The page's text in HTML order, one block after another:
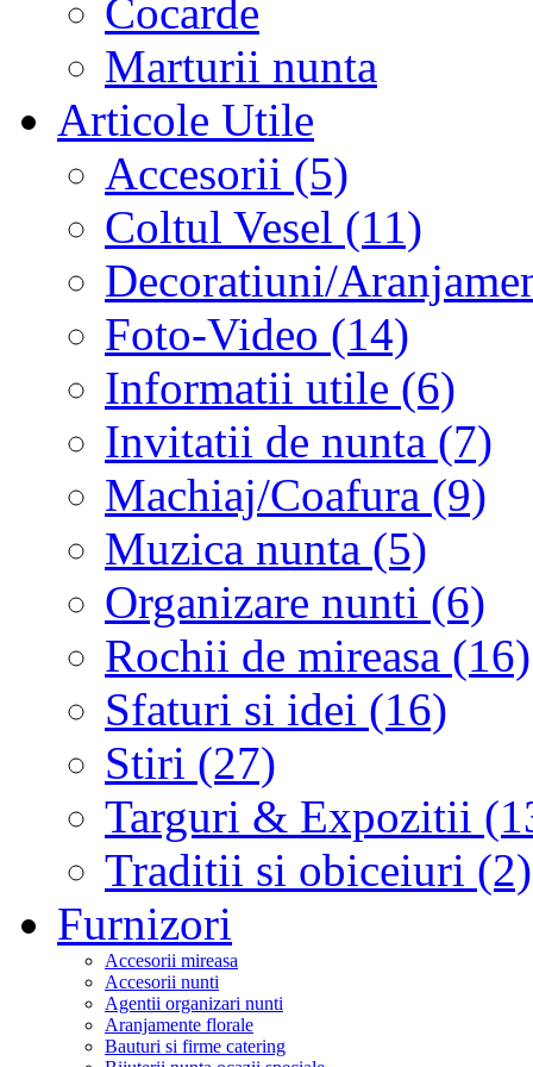
Cocarde
Marturii nunta
Articole Utile
Accesorii (5)
Coltul Vesel (11)
Decoratiuni/
Foto-Video (14)
Informatii utile (6)
Invitatii de nunta (7)
Machiaj/Coafura (9)
Muzica nunta (5)
Organizare nunti (6)
Rochii de mireasa (16)
Sfaturi si idei (16)
Stiri (27)
Targuri & Expozitii
Traditii si obiceiuri (2)
Furnizori
Accesorii mireasa
Accesorii nunti
Agentii organizari nunti
Aranjamente florale
Bauturi si firme catering